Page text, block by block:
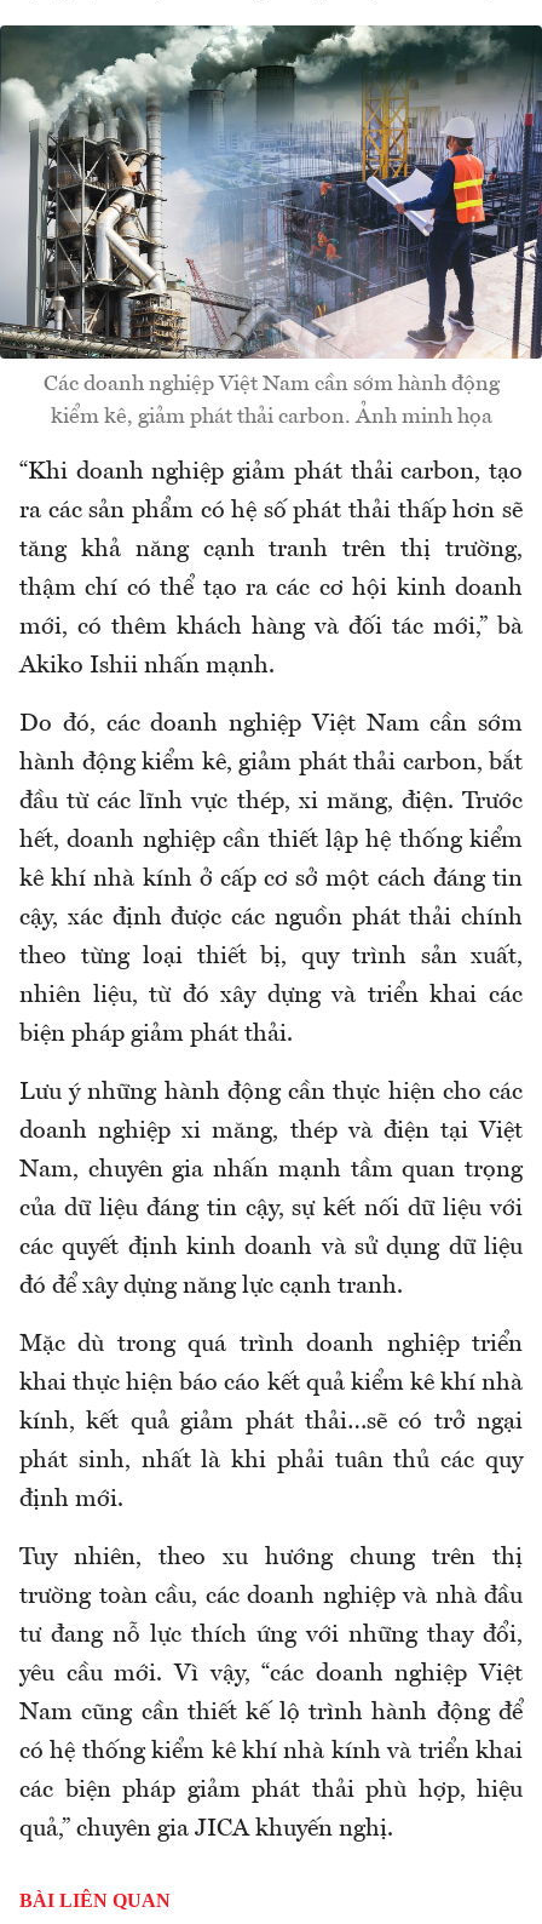
Các doanh nghiệp Việt Nam cần sớm hành động
kiểm kê, giảm phát thải carbon. Ảnh minh họa
“Khi doanh nghiệp giảm phát thải carbon, tạo
ra các sản phẩm có hệ số phát thải thấp hơn sẽ
tăng khả năng cạnh tranh trên thị trường,
thậmchí có thể tạo ra các cơ hội kinh doanh
mới, có thêm khách hàng và đối tác mới,” bà
Akiko Ishii nhấn mạnh.
Do đó, các doanh nghiệp Việt Nam cần sớm
hành động kiểm kê, giảm phát thải carbon, bắt
đầu từ các lĩnh vực thép, xi măng, điện. Trước
hết, doanh nghiệp cần thiết lập hệ thống kiểm
kê khí nhà kính ở cấp cơ sở một cách đáng tin
cậy, xác định được các nguồn phát thải chính
theo từng loại thiết bị, quy trình sản xuất,
nhiên liệu, từ đó xây dựng và triển khai các
biện pháp giảm phát thải.
Lưu ý những hành động cần thực hiện cho các
doanh nghiệp xi măng, thép và điện tại Việt
Nam, chuyên gia nhấn mạnh tầm quan trọng
của dữ liệu đáng tin cậy, sự kết nối dữ liệu với
các quyết định kinh doanh và sử dụng dữ liệu
đó để xây dựng năng lực cạnh tranh.
Mặc dù trong quá trình doanh nghiệp triển
khai thực hiện báo cáo kết quả kiểm kê khí nhà
kính, kết quả giảm phát thải…sẽ có trở ngại
phát sinh, nhất là khi phải tuân thủ các quy
định mới.
Tuy nhiên, theo xu hướng chung trên thị
trường toàn cầu, các doanh nghiệp và nhà đầu
tư đang nỗ lực thích ứng với những thay đổi,
yêu cầu mới. Vì vậy, “các doanh nghiệp Việt
Nam cũng cần thiết kế lộ trình hành động để
có hệ thống kiểm kê khí nhà kính và triển khai
các biện pháp giảm phát thải phù hợp, hiệu
quả,” chuyên gia JICA khuyến nghị.
BÀI LIÊN QUAN